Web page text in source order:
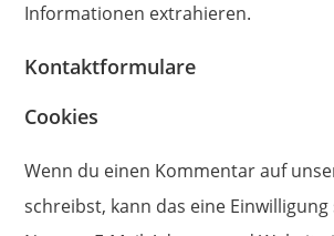
Informationen extrahieren.
Kontaktformulare
Cookies
Wenn du einen Kommentar auf
schreibst, kann das eine Einwilligung